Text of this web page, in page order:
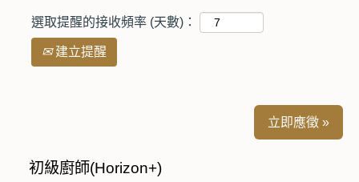
選取提醒的接收頻率 (天數)：
建立提醒
立即應徵 »
初級廚師(Horizon+)